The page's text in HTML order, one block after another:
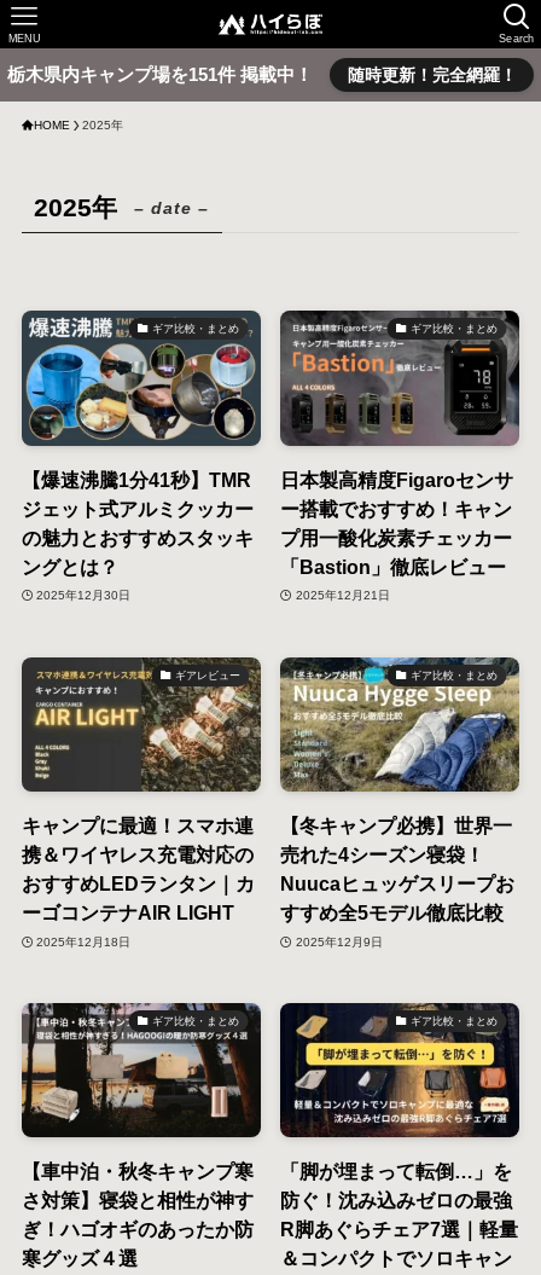
Search
MENU
栃木県内キャンプ場を151件 掲載中！ 随時更新！完全網羅！
HOME 2025年
2025年 – date –
ギア比較・まとめ
【爆速沸騰1分41秒】TMR
ジェット式アルミクッカー
の魅力とおすすめスタッキ
ングとは？
2025年12月30日
ギア比較・まとめ
日本製高精度Figaroセンサ
ー搭載でおすすめ！キャン
プ用一酸化炭素チェッカー
「Bastion」徹底レビュー
2025年12月21日
ギアレビュー
キャンプに最適！スマホ連
携＆ワイヤレス充電対応の
おすすめLEDランタン｜カ
ーゴコンテナAIR LIGHT
2025年12月18日
ギア比較・まとめ
【冬キャンプ必携】世界一
売れた4シーズン寝袋！
Nuucaヒュッゲスリープお
すすめ全5モデル徹底比較
2025年12月9日
ギア比較・まとめ
【車中泊・秋冬キャンプ寒
さ対策】寝袋と相性が神す
ぎ！ハゴオギのあったか防
寒グッズ４選
ギア比較・まとめ
「脚が埋まって転倒…」を
防ぐ！沈み込みゼロの最強
R脚あぐらチェア7選｜軽量
＆コンパクトでソロキャン